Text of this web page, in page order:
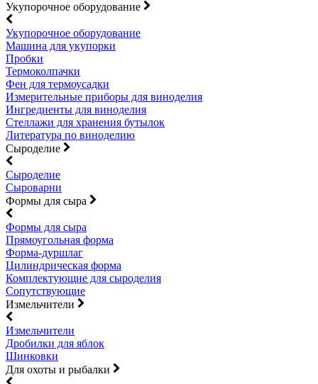
Укупорочное оборудование
Укупорочное оборудование
Машина для укупорки
Пробки
Термоколпачки
Фен для термоусадки
Измерительные приборы для виноделия
Ингредиенты для виноделия
Стеллажи для хранения бутылок
Литература по виноделию
Сыроделие
Сыроделие
Сыроварни
Формы для сыра
Формы для сыра
Прямоугольная форма
Форма-дуршлаг
Цилиндрическая форма
Комплектующие для сыроделия
Сопутствующие
Измельчители
Измельчители
Дробилки для яблок
Шинковки
Для охоты и рыбалки